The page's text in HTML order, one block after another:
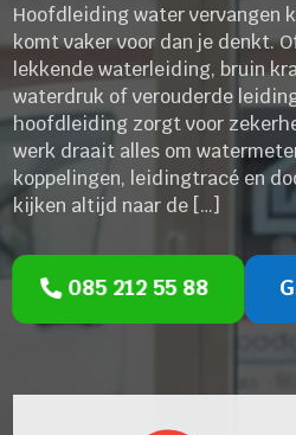
Hoofdleiding water vervangen
komt vaker voor dan je denkt.
lekkende waterleiding, bruin
waterdruk of verouderde
hoofdleiding zorgt voor
werk draait alles om
koppelingen, leidingtracé en
kijken altijd naar de […]
085 212 55 88